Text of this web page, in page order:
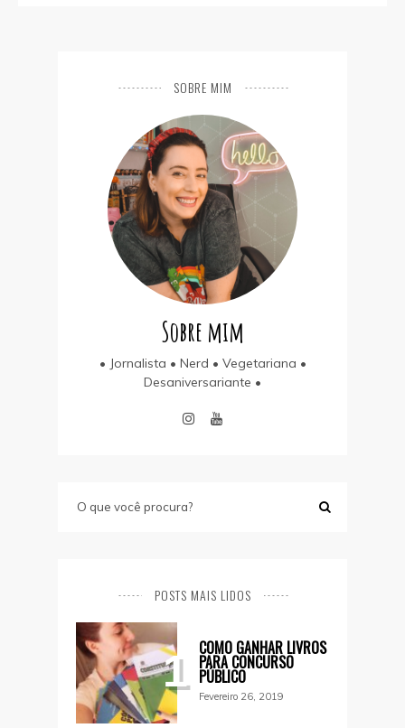
SOBRE MIM
Sobre mim
• Jornalista • Nerd • Vegetariana •
Desaniversariante •
POSTS MAIS LIDOS
1 COMO GANHAR LIVROS
PARA CONCURSO
PÚBLICO
Fevereiro 26, 2019